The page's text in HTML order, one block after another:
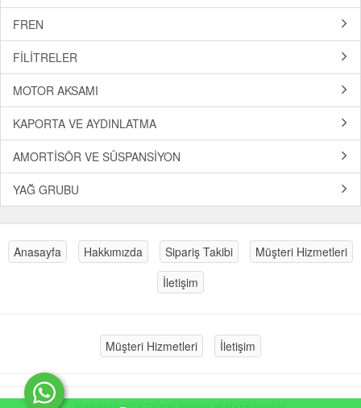
FREN
FİLİTRELER
MOTOR AKSAMI
KAPORTA VE AYDINLATMA
AMORTİSÖR VE SÜSPANSİYON
YAĞ GRUBU
Anasayfa Hakkımızda Sipariş Takibi
Müşteri Hizmetleri
İletişim
Müşteri Hizmetleri İletişim